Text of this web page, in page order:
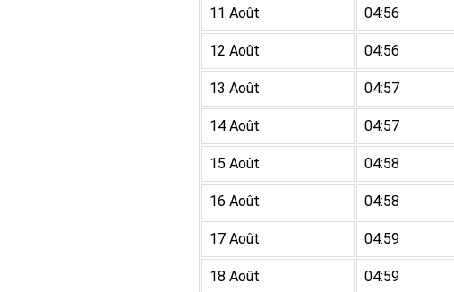
11 Août 04:56
12 Août 04:56
13 Août 04:57
14 Août 04:57
15 Août 04:58
16 Août 04:58
17 Août 04:59
18 Août 04:59